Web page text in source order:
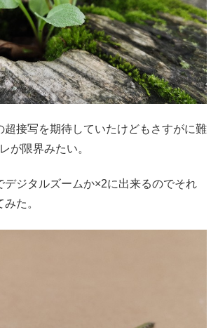
超接写を期待していたけどもさすがに難
が限界みたい。
デジタルズームか×2に出来るのでそれ
た。